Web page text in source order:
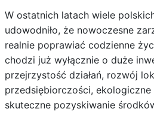
W ostatnich latach wiele
udowodniło, że nowoczesne
realnie poprawiać codzienne
chodzi już wyłącznie o duże
przejrzystość działań, rozwój
przedsiębiorczości,
skuteczne pozyskiwanie